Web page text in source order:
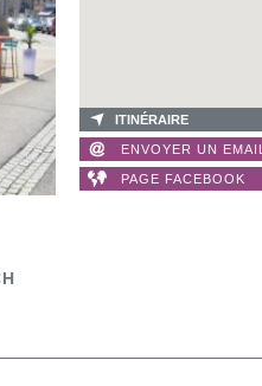
ITINÉRAIRE
ENVOYER UN EMAIL
PAGE FACEBOOK